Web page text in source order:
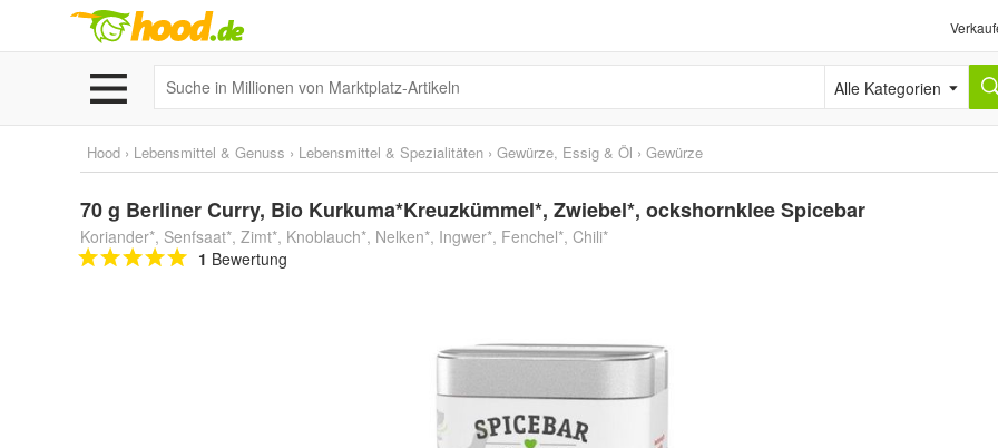
Alle Kategorien
Hood › Lebensmittel & Genuss › Lebensmittel & Spezialitäten › Gewürze, Essig & Öl › Gewürze
70 g Berliner Curry, Bio Kurkuma*Kreuzkümmel*, Zwiebel*, ockshornklee Spicebar
Koriander*, Senfsaat*, Zimt*, Knoblauch*, Nelken*, Ingwer*, Fenchel*, Chili*
1 Bewertung